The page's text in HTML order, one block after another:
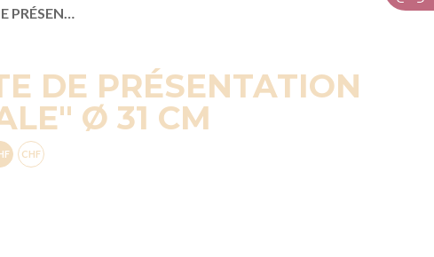
ASSIETTE DE PRÉSENTATION "VÉGÉTALE" Ø 31 CM
DE PRÉSENTATION
Ø 31 CM